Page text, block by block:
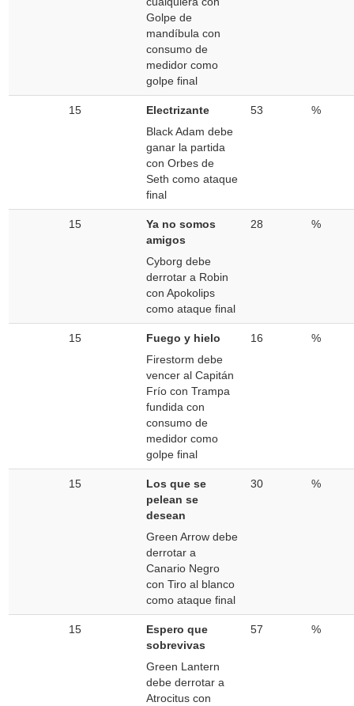
Golpe de
mandíbula con
consumo de
medidor como
golpe final
15
Electrizante
Black Adam debe
ganar la partida
con Orbes de
Seth como ataque
final
53 %
15
Ya no somos
amigos
Cyborg debe
derrotar a Robin
con Apokolips
como ataque final
28 %
15
Fuego y hielo
Firestorm debe
vencer al Capitán
Frío con Trampa
fundida con
consumo de
medidor como
golpe final
16 %
15
Los que se
pelean se
desean
Green Arrow debe
derrotar a
Canario Negro
con Tiro al blanco
como ataque final
30 %
15
Espero que
sobrevivas
Green Lantern
debe derrotar a
Atrocitus con
57 %